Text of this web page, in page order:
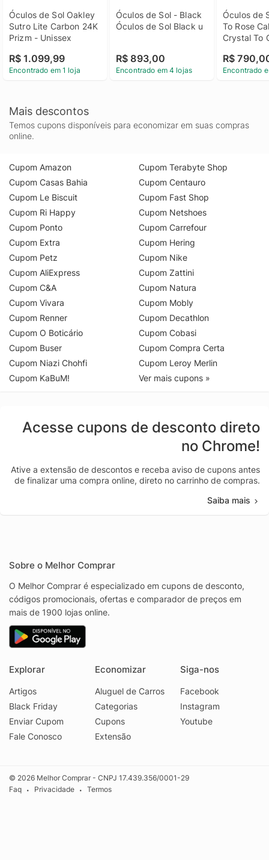
Óculos de Sol Oakley
Sutro Lite Carbon 24K
Prizm - Unissex
R$ 1.099,99
Encontrado em 1 loja
Óculos de Sol - Black
Óculos de Sol Black u
R$ 893,00
Encontrado em 4 lojas
Óculos de
To Rose
Crystal To
To Rose
Crystal To
R$
Encontrado
Mais descontos
Temos cupons disponíveis para economizar em suas compras
online.
Cupom Amazon
Cupom Casas Bahia
Cupom Le Biscuit
Cupom Ri Happy
Cupom Ponto
Cupom Extra
Cupom Petz
Cupom AliExpress
Cupom C&A
Cupom Vivara
Cupom Renner
Cupom O Boticário
Cupom Buser
Cupom Niazi Chohfi
Cupom KaBuM!
Cupom Terabyte Shop
Cupom Centauro
Cupom Fast Shop
Cupom Netshoes
Cupom Carrefour
Cupom Hering
Cupom Nike
Cupom Zattini
Cupom Natura
Cupom Mobly
Cupom Decathlon
Cupom Cobasi
Cupom Compra Certa
Cupom Leroy Merlin
Ver mais cupons »
Acesse cupons de desconto direto
no Chrome!
Ative a extensão de descontos e receba aviso de cupons antes
de finalizar uma compra online, direto no carrinho de compras.
Saiba mais
Sobre o Melhor Comprar
O Melhor Comprar é especializado em cupons de desconto,
códigos promocionais, ofertas e comparador de preços em
mais de 1900 lojas online.
Explorar
Artigos
Black Friday
Enviar Cupom
Fale Conosco
Economizar
Aluguel de Carros
Categorias
Cupons
Extensão
Siga-nos
Facebook
Instagram
Youtube
© 2026 Melhor Comprar - CNPJ 17.439.356/0001-29
Faq
• Privacidade • Termos